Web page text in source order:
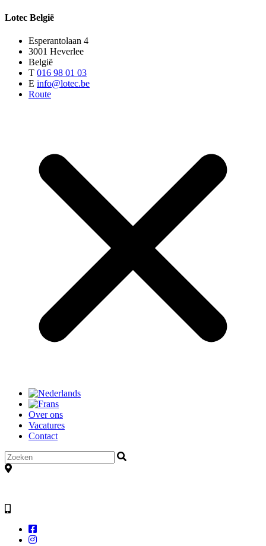
Lotec België
Esperantolaan 4
3001 Heverlee
België
T 016 98 01 03
E info@lotec.be
Route
Over ons
Vacatures
Contact